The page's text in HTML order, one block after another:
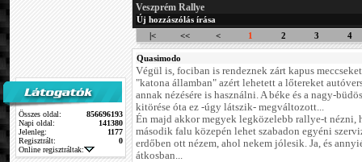
Összes oldal:
856696193
Napi oldal:
141380
Jelenleg:
1177
Regisztrált:
0
Online regisztráltak:
Veszprém Rallye
Új hozzászólás írása
|<
<< < 1 2 3 4
Quasimodo
Végül is, fociban is rendeznek zárt kapus
"katona államban" azért lehetett a lőtereket
annak nézésére is használni. A béke és a nagy-
kitörése óta ez -úgy látszik- megváltozott...
Én majd akkor megyek legközelebb rallye-t nézni,
második falu közepén lehet szabadon egyéni
erdőben ott nézem, ahol nekem jólesik. Ja, és
átkosban...